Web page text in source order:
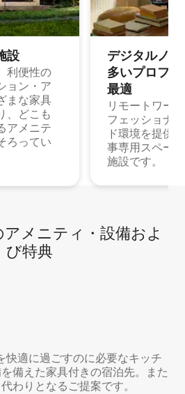
設
利便性の
ョン・ア
まな家具
、どこも
アメニテ
ろってい
デジタルノ
多⁠いプ⁠ロ⁠フ⁠
最⁠適
リモートワー
フェッショナ
ド環境を提供
事専用スペー
施設です。
メ⁠ニ⁠テ⁠ィ⁠・設⁠備⁠およ
び特⁠典
快適に過ごすのに必要なキッチ
備えた家具付きの宿泊先。また
わりとなるご提案です。